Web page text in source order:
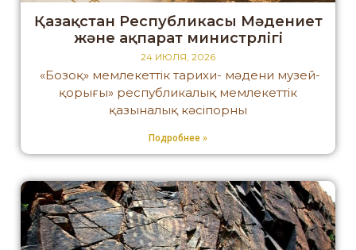
Қазақстан Республикасы Мәдениет
және ақпарат министрлігі
24 ИЮЛЯ, 2026
«Бозоқ» мемлекеттік тарихи- мәдени музей-
қорығы» республикалық мемлекеттік
қазыналық кәсіпорны
Подробнее »